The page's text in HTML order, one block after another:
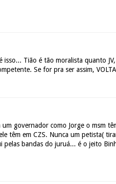
isso... Tião é tão moralista quanto
Se for pra ser assim,
governador como Jorge o msm
têm em CZS. Nunca um petista(
pelas bandas do juruá... é o jeito